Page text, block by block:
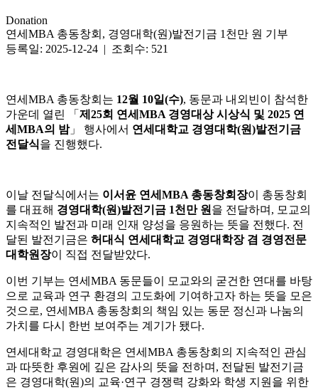
Donation
연세MBA 총동창회, 경영대학(원)발전기금 1천만 원 기부
등록일: 2025-12-24 | 조회수: 521
연세MBA 총동창회는 12월 10일(수), 동문과 내외빈이 참석한
가운데 열린 「 제25회 연세MBA 경영대상 시상식 및 2025 연
세MBA의 밤」 행사에서 연세대학교 경영대학(원)발전기금
전달식을 진행했다.
이날 전달식에서는 이서윤 연세MBA 총동창회장이 총동창회
를 대표해 경영대학(원)발전기금 1천만 원을 전달하며, 모교의
지속적인 발전과 미래 인재 양성을 응원하는 뜻을 전했다. 전
달된 발전기금은 허대식 연세대학교 경영대학장 겸 경영전문
대학원장이 직접 전달받았다.
이번 기부는 연세MBA 동문들이 모교와의 굳건한 연대를 바탕
으로 교육과 연구 환경의 고도화에 기여하고자 하는 뜻을 모은
것으로, 연세MBA 총동창회의 책임 있는 동문 정신과 나눔의
가치를 다시 한번 보여주는 계기가 됐다.
연세대학교 경영대학은 연세MBA 총동창회의 지속적인 관심
과 따뜻한 후원에 깊은 감사의 뜻을 전하며, 전달된 발전기금
은 경영대학(원)의 교육·연구 경쟁력 강화와 학생 지원을 위한